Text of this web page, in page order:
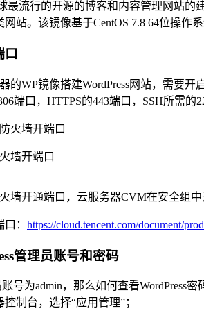
最流行的开源的博客和内容管理网站
网站。该镜像基于CentOS 7.8 64位操作
的WP镜像搭建WordPress网站，需要
端口，HTTPS的443端口，SSH所需的
墙开端口
墙开通端口，云服务器CVM在安全组
： https://cloud.tencent.com/document/
管理员账号和密码
账号为admin，那么如何查看WordPress密
制台，选择“应用管理”；